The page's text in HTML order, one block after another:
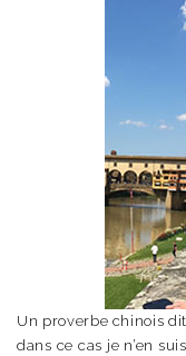
Un proverbe chinois
dans ce cas je n’en